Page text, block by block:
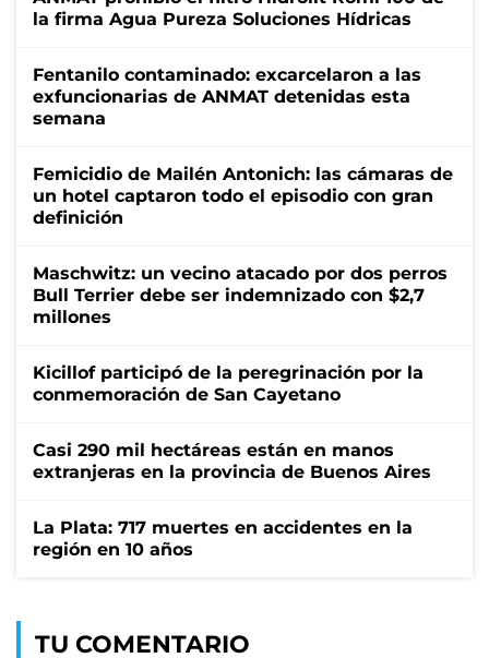
la firma Agua Pureza Soluciones Hídricas
Fentanilo contaminado: excarcelaron a las
exfuncionarias de ANMAT detenidas esta
semana
Femicidio de Mailén Antonich: las cámaras de
un hotel captaron todo el episodio con gran
definición
Maschwitz: un vecino atacado por dos perros
Bull Terrier debe ser indemnizado con $2,7
millones
Kicillof participó de la peregrinación por la
conmemoración de San Cayetano
Casi 290 mil hectáreas están en manos
extranjeras en la provincia de Buenos Aires
La Plata: 717 muertes en accidentes en la
región en 10 años
TU COMENTARIO